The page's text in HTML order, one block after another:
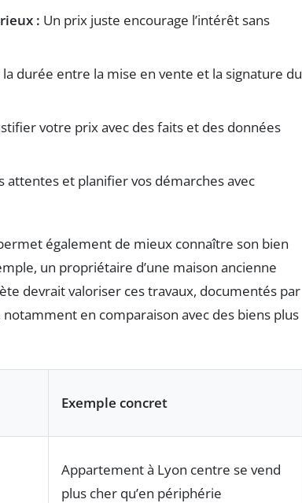
: Un prix juste encourage l’intérêt sans
durée entre la mise en vente et la signature du
votre prix avec des faits et des données
attentes et planifier vos démarches avec
également de mieux connaître son bien
un propriétaire d’une maison ancienne
devrait valoriser ces travaux, documentés par
en comparaison avec des biens plus
Exemple concret
Appartement à Lyon centre se vend
plus cher qu’en périphérie